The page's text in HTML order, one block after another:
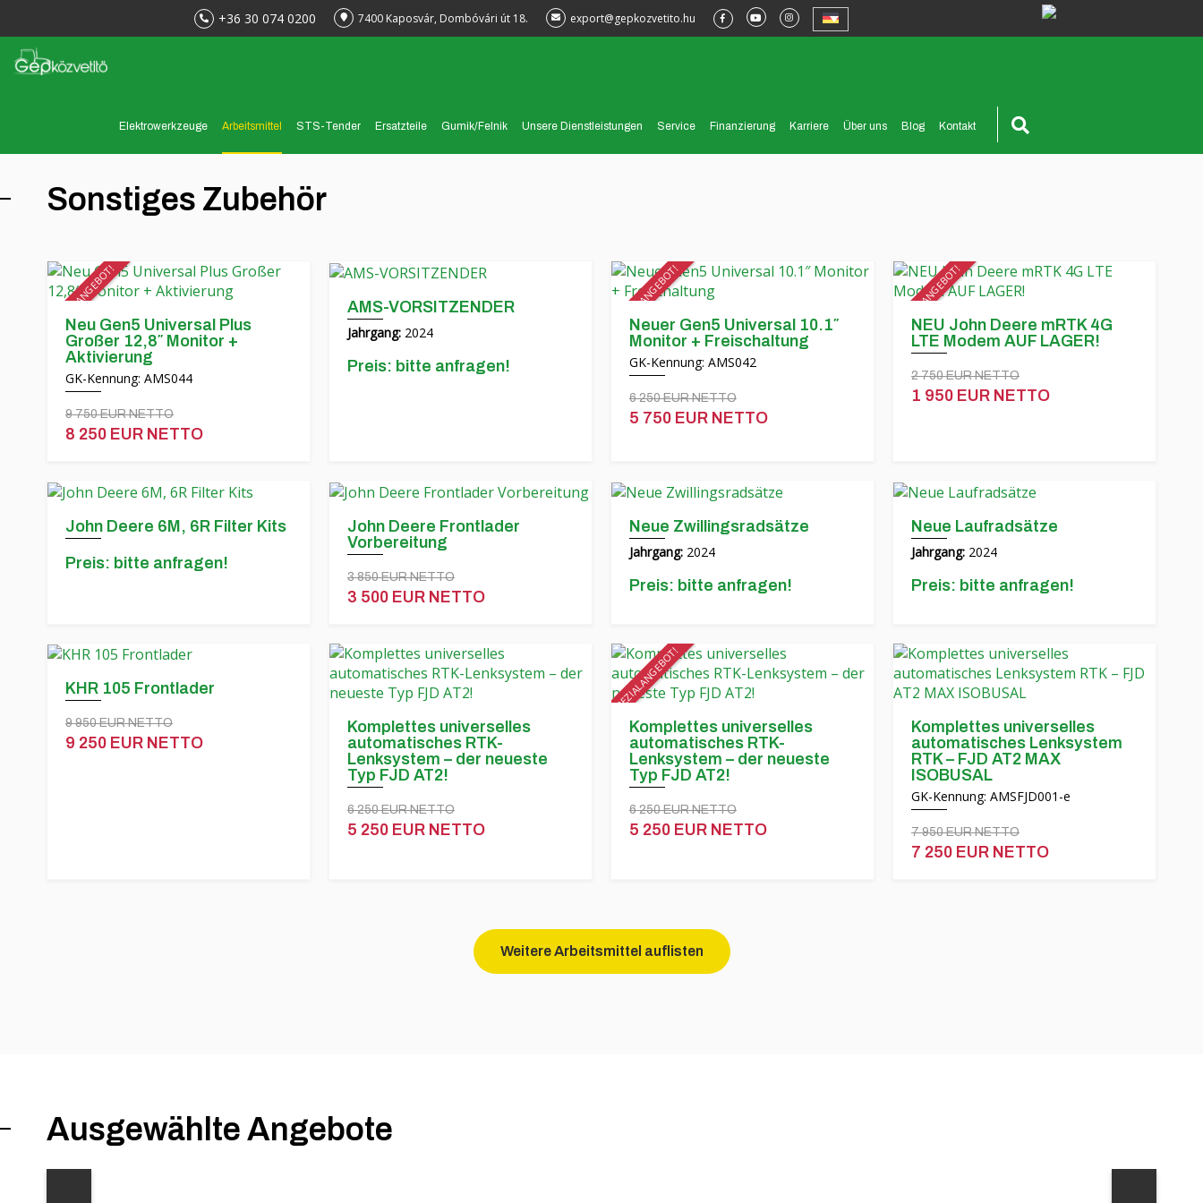
+36 30 074 0200 7400 Kaposvár, Dombóvári út 18. export@gepkozvetito.hu
Elektrowerkzeuge Arbeitsmittel STS-Tender Ersatzteile Gumik/Felnik Unsere Dienstleistungen Service Finanzierung Karriere Über uns Blog Kontakt
Sonstiges Zubehör
SPEZIALANGEBOT!
Neu Gen5 Universal Plus
Großer 12,8″ Monitor +
Aktivierung
GK-Kennung: AMS044
9 750 EUR NETTO
8 250 EUR NETTO
AMS-VORSITZENDER
Jahrgang: 2024
Preis: bitte anfragen!
SPEZIALANGEBOT!
Neuer Gen5 Universal 10.1″
Monitor + Freischaltung
GK-Kennung: AMS042
6 250 EUR NETTO
5 750 EUR NETTO
SPEZIALANGEBOT!
NEU John Deere mRTK 4G
LTE Modem AUF LAGER!
2 750 EUR NETTO
1 950 EUR NETTO
John Deere 6M, 6R Filter Kits
Preis: bitte anfragen!
John Deere Frontlader
Vorbereitung
3 850 EUR NETTO
3 500 EUR NETTO
Neue Zwillingsradsätze
Jahrgang: 2024
Preis: bitte anfragen!
Neue Laufradsätze
Jahrgang: 2024
Preis: bitte anfragen!
KHR 105 Frontlader
9 950 EUR NETTO
9 250 EUR NETTO
Komplettes universelles
automatisches RTK-
Lenksystem – der neueste
Typ FJD AT2!
6 250 EUR NETTO
5 250 EUR NETTO
SPEZIALANGEBOT!
Komplettes universelles
automatisches RTK-
Lenksystem – der neueste
Typ FJD AT2!
6 250 EUR NETTO
5 250 EUR NETTO
Komplettes universelles
automatisches Lenksystem
RTK – FJD AT2 MAX
ISOBUSAL
GK-Kennung: AMSFJD001-e
7 950 EUR NETTO
7 250 EUR NETTO
Weitere Arbeitsmittel auflisten
Ausgewählte Angebote